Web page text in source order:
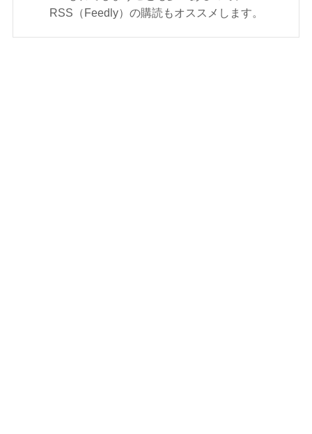
RSS（Feedly）の購読もオススメします。